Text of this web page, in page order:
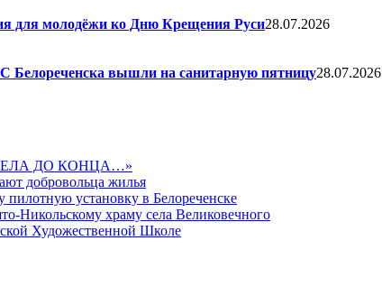
для молодёжи ко Дню Крещения Руси28.07.2026
Белореченска вышли на санитарную пятницу28.07.2026
ДО КОНЦА…»
добровольца жилья
пилотную установку в Белореченске
Никольскому храму села Великовечного
Художественной Школе